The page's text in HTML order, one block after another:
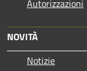
Autorizzazioni
NOVITÀ
Notizie